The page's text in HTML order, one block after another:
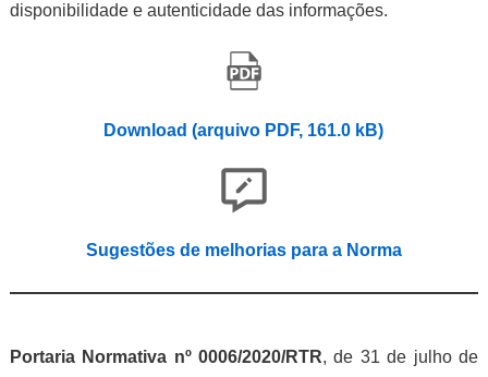
disponibilidade e autenticidade das informações.
Download (arquivo PDF, 161.0 kB)
Sugestões de melhorias para a Norma
Portaria Normativa nº 0006/2020/RTR, de 31 de julho de